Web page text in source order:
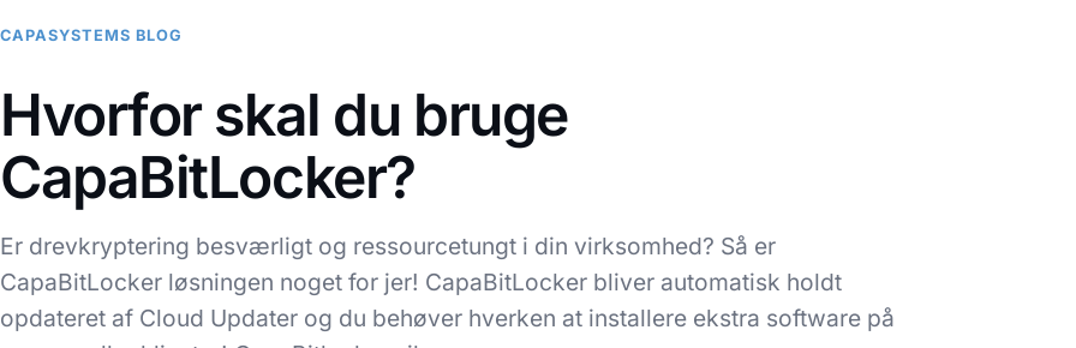
CAPASYSTEMS BLOG
Hvorfor skal du bruge
CapaBitLocker?
Er drevkryptering besværligt og ressourcetungt i din virksomhed? Så er
CapaBitLocker løsningen noget for jer! CapaBitLocker bliver automatisk holdt
opdateret af Cloud Updater og du behøver hverken at installere ekstra software på